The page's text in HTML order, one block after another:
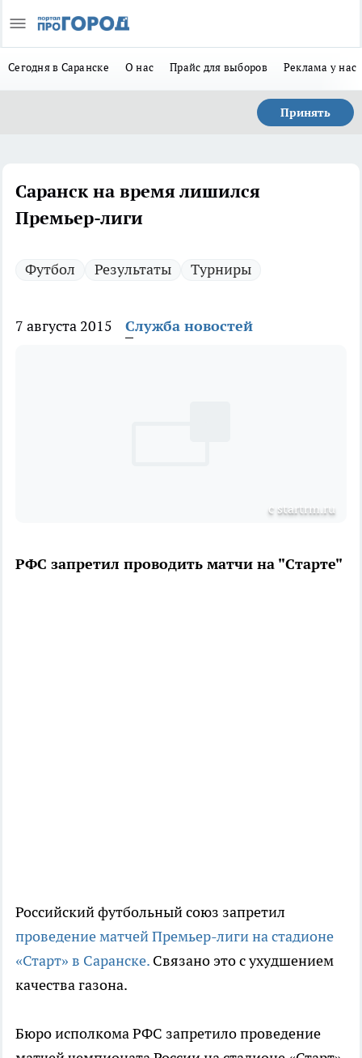
Сегодня в Саранске О нас Прайс для выборов Реклама у нас
Принять
Саранск на время лишился
Премьер-лиги
Футбол Результаты Турниры
7 августа 2015 Служба новостей
с startrm.ru
РФС запретил проводить матчи на "Старте"
Российский футбольный союз запретил
проведение матчей Премьер-лиги на стадионе
«Старт» в Саранске. Связано это с ухудшением
качества газона.
Бюро исполкома РФС запретило проведение